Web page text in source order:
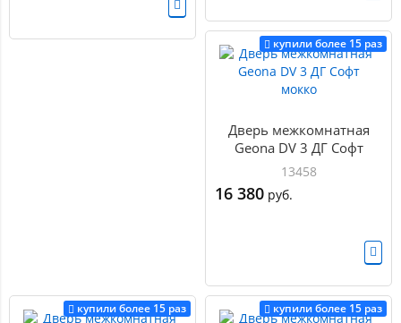
купили более 15 раз
Дверь межкомнатная
Geona DV 3 ДГ Софт
мокко
13458
16 380 руб.
купили более 15 раз купили более 15 раз